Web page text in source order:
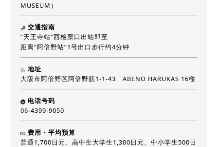
MUSEUM）
交通指南
“天王寺站”西检票口出站即至
距离“阿倍野站”1号出口步行约4分钟
地址
大阪市阿倍野区阿倍野筋1-1-43 ABENO HARUKAS 16楼
电话号码
06-4399-9050
费用・平均预算
普通1,700日元、高中生大学生1,300日元、中小学生500日